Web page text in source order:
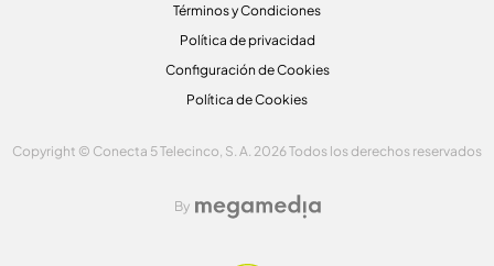
Términos y Condiciones
Política de privacidad
Configuración de Cookies
Política de Cookies
Copyright © Conecta 5 Telecinco, S. A. 2026 Todos los derechos reservados
By